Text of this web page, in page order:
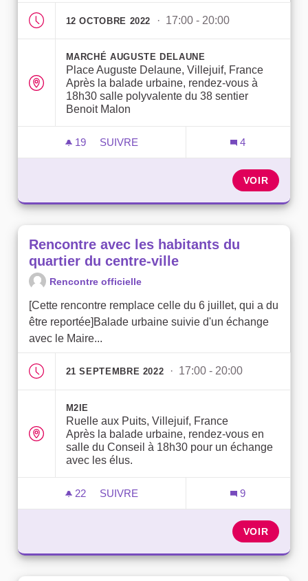
12 OCTOBRE 2022 · 17:00 - 20:00
MARCHÉ AUGUSTE DELAUNE
Place Auguste Delaune, Villejuif, France
Après la balade urbaine, rendez-vous à
18h30 salle polyvalente du 38 sentier
Benoit Malon
19 19 ABONNÉS
SUIVRE
4
VOIR
Rencontre avec les habitants du
quartier du centre-ville
Rencontre officielle
[Cette rencontre remplace celle du 6 juillet, qui a du
être reportée]Balade urbaine suivie d'un échange
avec le Maire...
21 SEPTEMBRE 2022 · 17:00 - 20:00
M2IE
Ruelle aux Puits, Villejuif, France
Après la balade urbaine, rendez-vous en
salle du Conseil à 18h30 pour un échange
avec les élus.
22 22 ABONNÉS
SUIVRE
9
VOIR